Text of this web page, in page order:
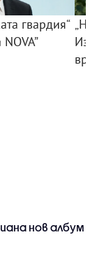
гвардия“
нов албум